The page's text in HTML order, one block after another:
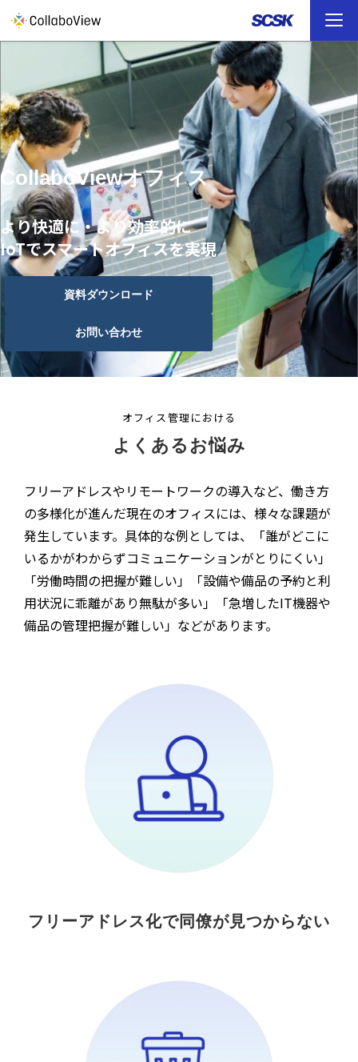
ソリューション
事例
お役立ち資料
イベント
ファイル転送 （FAQ）
CollaboViewオフィス
より快適に・より効率的に
IoTでスマートオフィスを実現
資料ダウンロード
お問い合わせ
オフィス管理における
よくあるお悩み
フリーアドレスやリモートワークの導入など、働き方
の多様化が進んだ現在のオフィスには、様々な課題が
発生しています。具体的な例としては、「誰がどこに
いるかがわからずコミュニケーションがとりにくい」
「労働時間の把握が難しい」「設備や備品の予約と利
用状況に乖離があり無駄が多い」「急増したIT機器や
備品の管理把握が難しい」などがあります。
フリーアドレス化で同僚が見つからない